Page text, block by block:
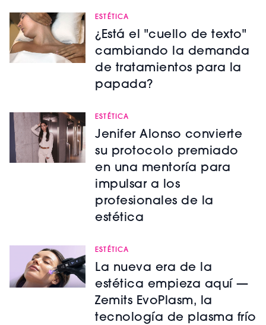
ESTÉTICA
¿Está el "cuello de texto"
cambiando la demanda
de tratamientos para la
papada?
ESTÉTICA
Jenifer Alonso convierte
su protocolo premiado
en una mentoría para
impulsar a los
profesionales de la
estética
ESTÉTICA
La nueva era de la
estética empieza aquí —
Zemits EvoPlasm, la
tecnología de plasma frío